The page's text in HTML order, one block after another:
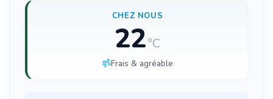
CHEZ NOUS
22°C
Frais & agréable